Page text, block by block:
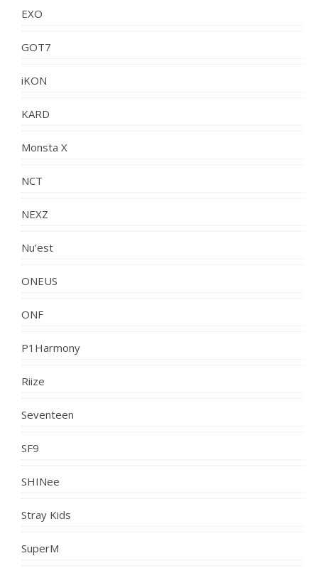
EXO
GOT7
iKON
KARD
Monsta X
NCT
NEXZ
Nu’est
ONEUS
ONF
P1Harmony
Riize
Seventeen
SF9
SHINee
Stray Kids
SuperM